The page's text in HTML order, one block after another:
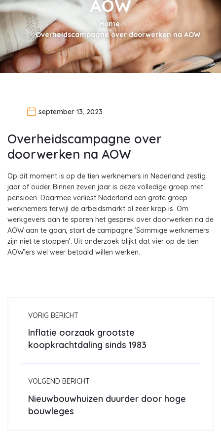
AOW
Home
Overheidscampagne over doorwerken na AOW
september 13, 2023
Overheidscampagne over
doorwerken na AOW
Op dit moment is op de tien werknemers in Nederland zestig
jaar of ouder. Binnen zeven jaar is deze volledige groep met
pensioen. Daarmee verliest Nederland een grote groep
werknemers terwijl de arbeidsmarkt al zeer krap is. Om
werkgevers aan te sporen het gesprek over doorwerken na de
AOW aan te gaan, start de campagne ‘Sommige werknemers
zijn niet te stoppen’. Uit onderzoek blijkt dat vier op de tien
AOW’ers wel weer betaald willen werken.
VORIG BERICHT
Inflatie oorzaak grootste
koopkrachtdaling sinds 1983
VOLGEND BERICHT
Nieuwbouwhuizen duurder door hoge
bouwleges